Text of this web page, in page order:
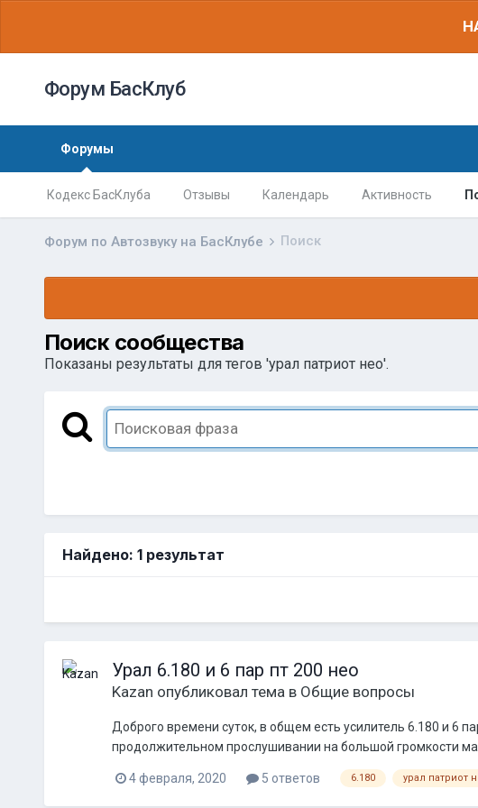
Форум БасКлуб
Форумы
Кодекс БасКлуба Отзывы Календарь Активность
Форум по Автозвуку на БасКлубе Поиск
Поиск сообщества
Показаны результаты для тегов 'урал патриот нео'.
Найдено: 1 результат
Урал 6.180 и 6 пар пт 200 нео
Kazan опубликовал тема в Общие вопросы
Доброго времени суток, в общем есть усилитель 6.180 и 6
продолжительном прослушивании на большой громкости
4 февраля, 2020 5 ответов 6.180 урал патриот